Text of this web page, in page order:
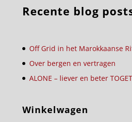
Recente blog
Off Grid in het Marokkaanse
Over bergen en vertragen
ALONE – liever en beter
Winkelwagen